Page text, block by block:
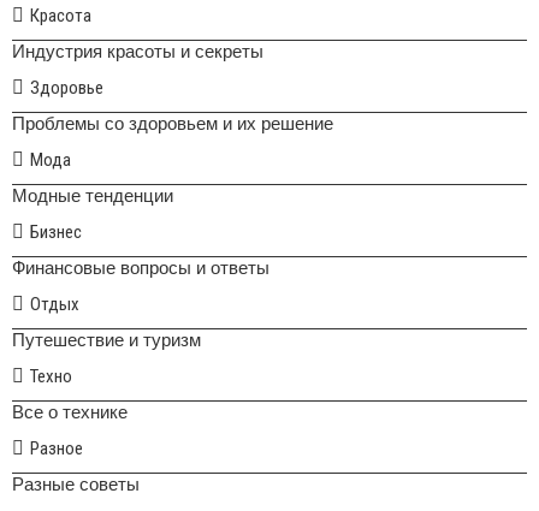
Красота
Индустрия красоты и секреты
Здоровье
Проблемы со здоровьем и их решение
Мода
Модные тенденции
Бизнес
Финансовые вопросы и ответы
Отдых
Путешествие и туризм
Техно
Все о технике
Разное
Разные советы